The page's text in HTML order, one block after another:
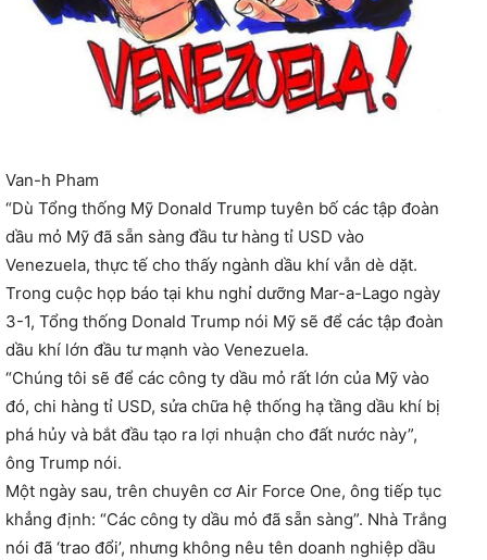
Van-h Pham
“Dù Tổng thống Mỹ Donald Trump tuyên bố các tập đoàn
dầu mỏ Mỹ đã sẵn sàng đầu tư hàng tỉ USD vào
Venezuela, thực tế cho thấy ngành dầu khí vẫn dè dặt.
Trong cuộc họp báo tại khu nghỉ dưỡng Mar-a-Lago ngày
3-1, Tổng thống Donald Trump nói Mỹ sẽ để các tập đoàn
dầu khí lớn đầu tư mạnh vào Venezuela.
“Chúng tôi sẽ để các công ty dầu mỏ rất lớn của Mỹ vào
đó, chi hàng tỉ USD, sửa chữa hệ thống hạ tầng dầu khí bị
phá hủy và bắt đầu tạo ra lợi nhuận cho đất nước này”,
ông Trump nói.
Một ngày sau, trên chuyên cơ Air Force One, ông tiếp tục
khẳng định: “Các công ty dầu mỏ đã sẵn sàng”. Nhà Trắng
nói đã ‘trao đổi’, nhưng không nêu tên doanh nghiệp dầu